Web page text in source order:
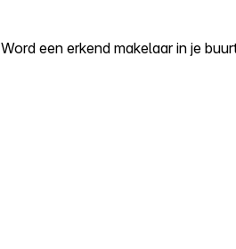
Word een erkend makelaar in je